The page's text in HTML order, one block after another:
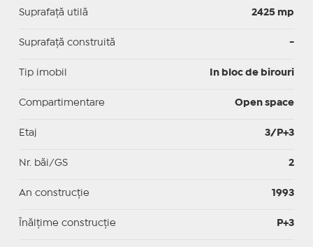
Suprafaţă utilă 2425 mp
Suprafaţă construită -
Tip imobil In bloc de birouri
Compartimentare Open space
Etaj 3/P+3
Nr. băi/GS 2
An construcție 1993
Înălțime construcție P+3